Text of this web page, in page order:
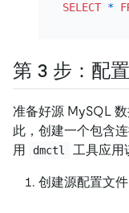
SELECT *
第 3 步：配
准备好源 MySQL
此，创建一个包含
用
dmctl 工具应用
创建源配置文件